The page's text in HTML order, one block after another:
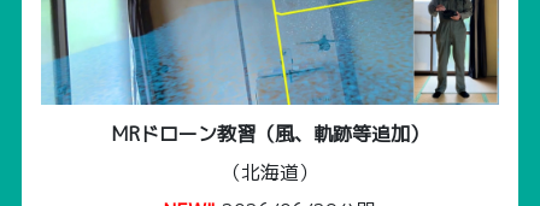
MRドローン教習（風、軌跡等追加）
（北海道）